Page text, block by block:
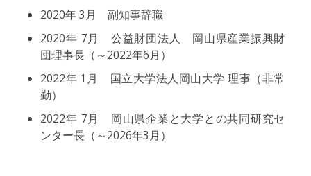
2020年 3月 副知事辞職
2020年 7月 公益財団法人 岡山県産業振興財
団理事長（～2022年6月）
2022年 1月 国立大学法人岡山大学 理事（非常
勤）
2022年 7月 岡山県企業と大学との共同研究セ
ンター長（～2026年3月）